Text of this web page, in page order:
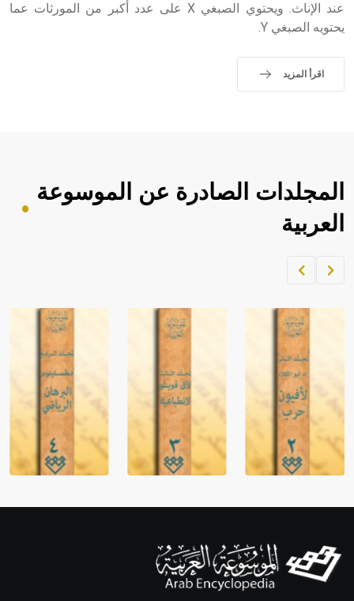
عند الإناث. ويحتوي الصبغي X على عدد أكبر من المورثات عما
يحتويه الصبغي Y.
اقرأ المزيد
المجلدات الصادرة عن الموسوعة
العربية